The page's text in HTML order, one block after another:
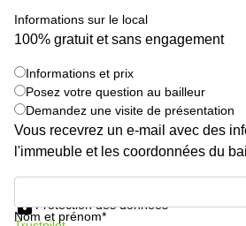
Namur
Coworking
Salle de
conférence
Bruxelles
Informations sur le local
100% gratuit et sans engagement
Informations et prix
Posez votre question au bailleur
Demandez une visite de présentation
Vous recevrez un e-mail avec des
l'immeuble et les coordonnées du
Nom et prénom*
Protection des données